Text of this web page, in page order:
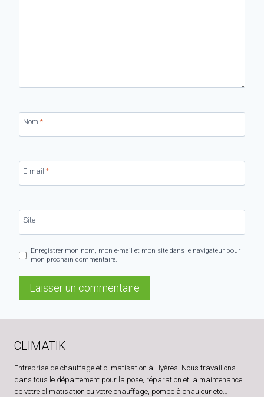
Nom *
E-mail *
Site
Enregistrer mon nom, mon e-mail et mon site dans le navigateur pour
mon prochain commentaire.
CLIMATIK
Entreprise de chauffage et climatisation à Hyères. Nous travaillons
dans tous le département pour la pose, réparation et la maintenance
de votre climatisation ou votre chauffage, pompe à chauleur etc…